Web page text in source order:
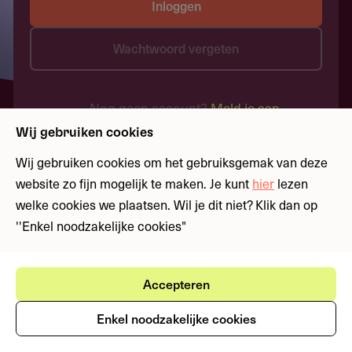
Inloggen
Wachtwoord vergeten
Nog geen account?Meld je aan
Wij gebruiken cookies
Wij gebruiken cookies om het gebruiksgemak van deze
website zo fijn mogelijk te maken. Je kunt hier lezen
welke cookies we plaatsen. Wil je dit niet? Klik dan op
''Enkel noodzakelijke cookies"
Accepteren
Enkel noodzakelijke cookies